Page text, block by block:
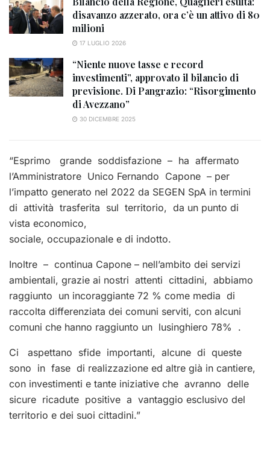
disavanzo azzerato, ora c’è un attivo di 80
milioni
17 LUGLIO 2026
“Niente nuove tasse e record
investimenti”, approvato il bilancio di
previsione. Di Pangrazio: “Risorgimento
di Avezzano”
30 DICEMBRE 2025
“Esprimo grande soddisfazione – ha affermato
l’Amministratore Unico Fernando Capone – per
l’impatto generato nel 2022 da SEGEN SpA in termini
di attività trasferita sul territorio, da un punto di
vista economico,
sociale, occupazionale e di indotto.
Inoltre – continua Capone – nell’ambito dei servizi
ambientali, grazie ai nostri attenti cittadini, abbiamo
raggiunto un incoraggiante 72 % come media di
raccolta differenziata dei comuni serviti, con alcuni
comuni che hanno raggiunto un lusinghiero 78% .
Ci aspettano sfide importanti, alcune di queste
sono in fase di realizzazione ed altre già in cantiere,
con investimenti e tante iniziative che avranno delle
sicure ricadute positive a vantaggio esclusivo del
territorio e dei suoi cittadini.”